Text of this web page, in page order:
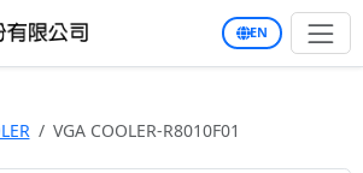
EN
VGA COOLER-R8010F01